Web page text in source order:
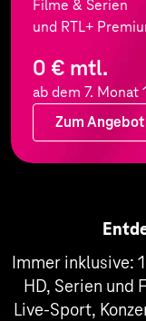
Filme & Serien
und RTL+
0 € mtl.
ab dem 7. Monat
Zum Angebot
Immer inklusive:
HD, Serien und
Live-Sport,